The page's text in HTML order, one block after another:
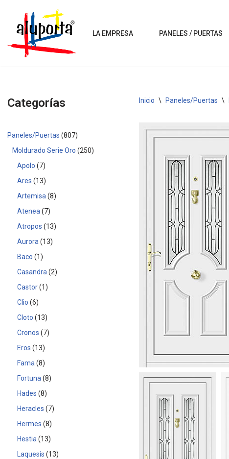
Saltar
contenido
LA EMPRESA PANELES / PUERTAS
Categorías
Paneles/Puertas 807
Moldurado Serie Oro 250
Apolo
7
Ares
13
Artemisa 8
Atenea
7
Atropos
13
Aurora
13
Baco
1
Casandra 2
Castor 1
Clio 6
Cloto
13
Cronos
7
Eros
13
Fama 8
Fortuna 8
Hades 8
Heracles
7
Hermes 8
Hestia
13
Laquesis
13
Inicio \ Paneles/Puertas \